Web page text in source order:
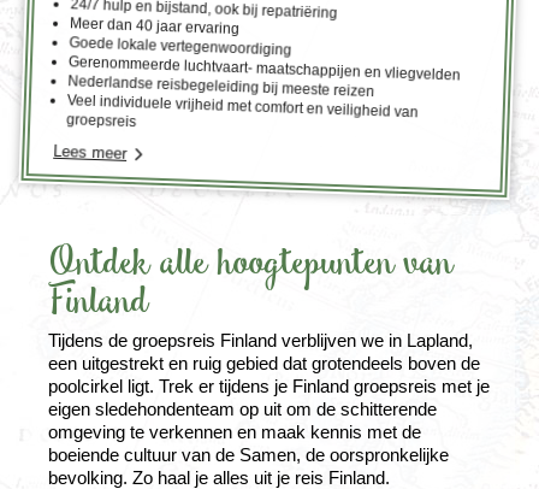
24/7 hulp en bijstand, ook bij repatriëring
Meer dan 40 jaar ervaring
Goede lokale vertegenwoordiging
Gerenommeerde luchtvaart- maatschappijen en vliegvelden
Nederlandse reisbegeleiding bij meeste reizen
Veel individuele vrijheid met comfort en veiligheid van
groepsreis
Lees meer
Ontdek alle hoogtepunten van
Finland
Tijdens de groepsreis Finland verblijven we in Lapland,
een uitgestrekt en ruig gebied dat grotendeels boven de
poolcirkel ligt. Trek er tijdens je Finland groepsreis met je
eigen sledehondenteam op uit om de schitterende
omgeving te verkennen en maak kennis met de
boeiende cultuur van de Samen, de oorspronkelijke
bevolking. Zo haal je alles uit je reis Finland.